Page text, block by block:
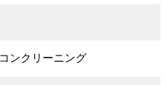
ンクリーニング